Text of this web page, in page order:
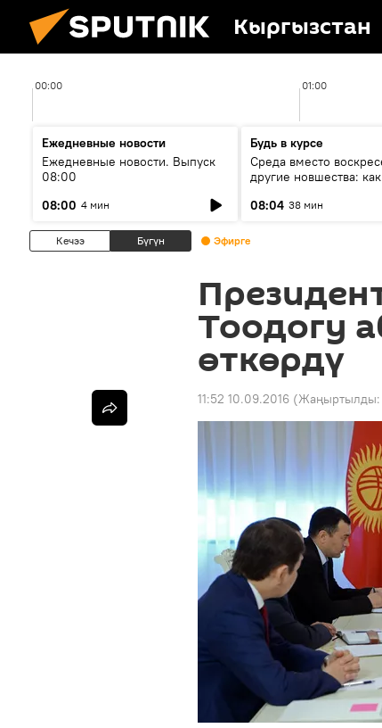
Кыргызстан
00:00 01:00
Ежедневные новости
Ежедневные новости. Выпуск
08:00
08:00 4 мин
Будь в курсе
Среда вместо
другие новшества:
08:04 38 мин
Кечээ Бүгүн Эфирге
Тоодогу
өткөрдү
11:52 10.09.2016 (Жаңыртылды: